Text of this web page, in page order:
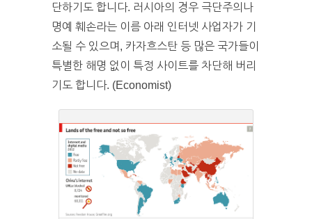
단하기도 합니다. 러시아의 경우 극단주의나
명예 훼손라는 이름 아래 인터넷 사업자가 기
소될 수 있으며, 카자흐스탄 등 많은 국가들이
특별한 해명 없이 특정 사이트를 차단해 버리
기도 합니다. (Economist)